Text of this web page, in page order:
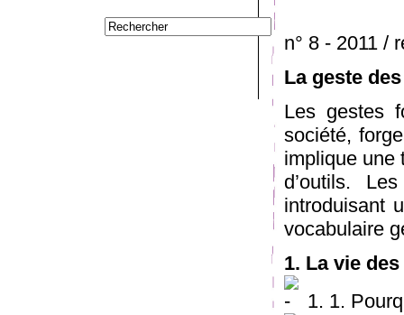
n° 8 - 2011 /
La geste
Les gestes
société,
implique une
d’outils.
introduisant
vocabulaire
1. La vie
1. 1.